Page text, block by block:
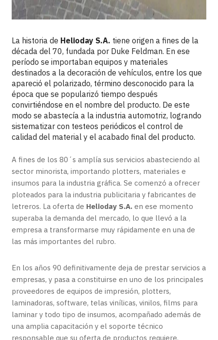
La historia de Helioday S.A. tiene origen a fines de la
década del 70, fundada por Duke Feldman. En ese
período se importaban equipos y materiales
destinados a la decoración de vehículos, entre los que
apareció el polarizado, término desconocido para la
época que se popularizó tiempo después
convirtiéndose en el nombre del producto. De este
modo se abastecía a la industria automotriz, logrando
sistematizar con testeos periódicos el control de
calidad del material y el acabado final del producto.
A fines de los 80´s amplía sus servicios abasteciendo al
sector minorista, importando plotters, materiales e
insumos para la industria gráfica. Se comenzó a ofrecer
ploteados para la industria publicitaria y fabricantes de
letreros. La oferta de Helioday S.A. en ese momento
superaba la demanda del mercado, lo que llevó a la
empresa a transformarse muy rápidamente en una de
las más importantes del rubro.
En los años 90 definitivamente deja de prestar servicios a
empresas, y pasa a constituirse en uno de los principales
proveedores de equipos de impresión, plotters,
laminadoras, software, telas vinílicas, vinilos, films para
laminar y todo tipo de insumos, acompañado además de
una amplia capacitación y el soporte técnico
responsable que su oferta de productos requiere.